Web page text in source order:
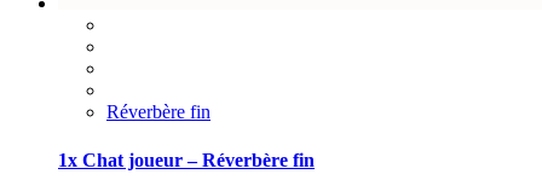
Réverbère fin
1x Chat joueur – Réverbère fin